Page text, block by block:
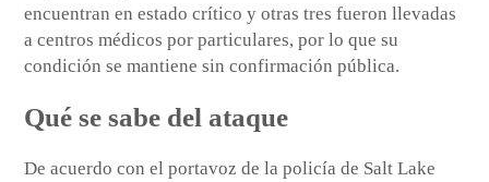
encuentran en estado crítico y otras tres fueron llevadas
a centros médicos por particulares, por lo que su
condición se mantiene sin confirmación pública.
Qué se sabe del ataque
De acuerdo con el portavoz de la policía de Salt Lake